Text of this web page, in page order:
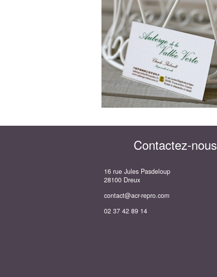
Contactez-nous
16 rue Jules Pasdeloup
28100 Dreux
contact@acr-repro.com
02 37 42 89 14